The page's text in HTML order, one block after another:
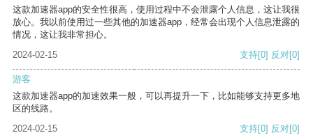
这款加速器app的安全性很高，使用过程中不会泄露个人信息，这让我很
放心。我以前使用过一些其他的加速器app，经常会出现个人信息泄露的
情况，这让我非常担心。
2024-02-15
支持[0] 反对[0]
游客
这款加速器app的加速效果一般，可以再提升一下，比如能够支持更多地
区的线路。
2024-02-15
支持[0] 反对[0]